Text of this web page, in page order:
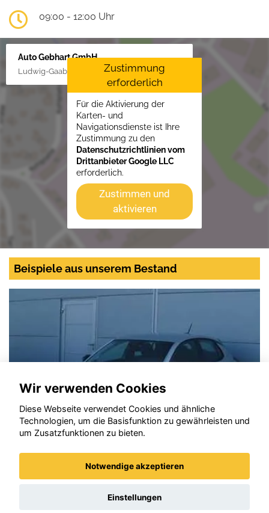
09:00 - 12:00 Uhr
Auto Gebhart GmbH
Ludwig-Gaab-Str. 4, 88427 Bad Schussenried
Zustimmung
erforderlich
Für die Aktivierung der
Karten- und
Navigationsdienste ist Ihre
Zustimmung zu den
Datenschutzrichtlinien vom
Drittanbieter Google LLC
erforderlich.
Zustimmen und
aktivieren
Beispiele aus unserem Bestand
Wir verwenden Cookies
Diese Webseite verwendet Cookies und ähnliche
Technologien, um die Basisfunktion zu gewährleisten und
um Zusatzfunktionen zu bieten.
Notwendige akzeptieren
Einstellungen